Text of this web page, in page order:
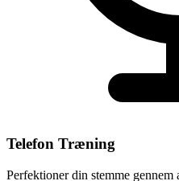
Telefon Træning
Perfektioner din stemme